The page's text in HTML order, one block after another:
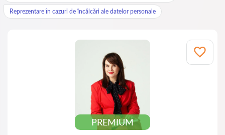
Reprezentare în cazuri de încălcări ale datelor personale
PREMIUM